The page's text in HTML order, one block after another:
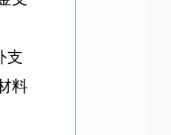
支
料